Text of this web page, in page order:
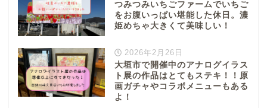
つみつみいちごファームでいちご
をお腹いっぱい堪能した休日。濃
姫めちゃ大きくて美味しい！
2026年2月26日
大垣市で開催中のアナログイラス
ト展の作品はとてもステキ！！原
画ガチャやコラボメニューもある
よ！
神戸町
養老町